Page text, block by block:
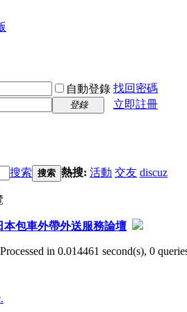
自動登錄 找回密碼
登錄
立即註冊
搜索 搜索 熱搜: 活動 交友 discuz
本包車外帶外送服務論壇
in 0.014461 second(s), 0